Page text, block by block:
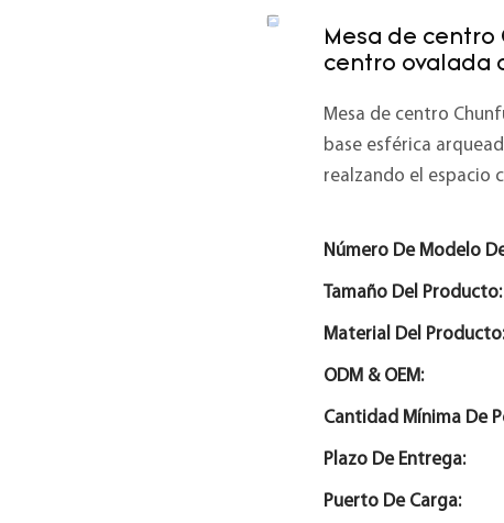
Mesa de
centro ovalada
Mesa de centro
base esférica
realzando el espacio
Número De Modelo
Tamaño Del Producto:
Material Del Producto:
ODM & OEM:
Cantidad Mínima De
Plazo De Entrega:
Puerto De Carga: